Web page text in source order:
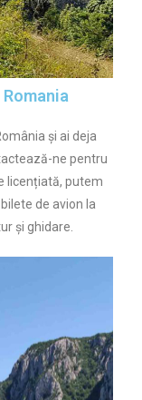
și ai deja
ne pentru
licențiată, putem
de avion la
și ghidare.